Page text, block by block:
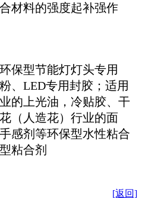
材料的强度起补强作
保型节能灯灯头专用
、LED专用封胶；适用
的上光油，冷贴胶、干
（人造花）行业的面
感剂等环保型水性粘合
粘合剂
[返回]